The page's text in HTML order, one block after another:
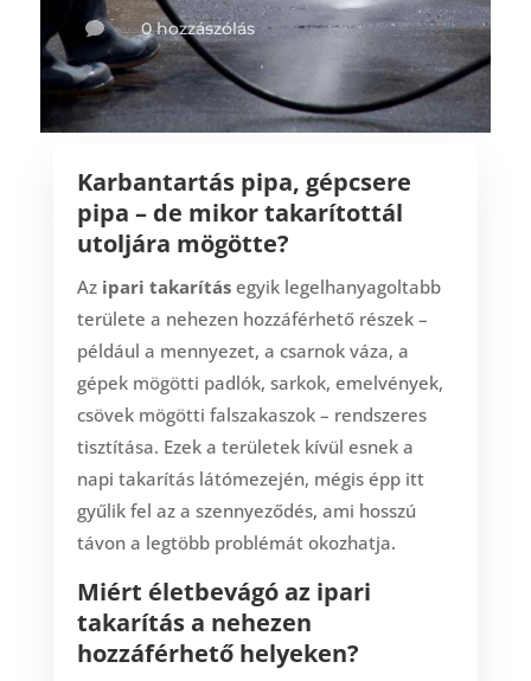
 0 hozzászólás
Karbantartás pipa, gépcsere
pipa – de mikor takarítottál
utoljára mögötte?
Az ipari takarításegyik legelhanyagoltabb
területe a nehezen hozzáférhető részek –
például a mennyezet, a csarnok váza, a
gépek mögötti padlók, sarkok, emelvények,
csövek mögötti falszakaszok – rendszeres
tisztítása. Ezek a területek kívül esnek a
napi takarítás látómezején, mégis épp itt
gyűlik fel az a szennyeződés, ami hosszú
távon a legtöbb problémát okozhatja.
Miért életbevágó az ipari
takarítás a nehezen
hozzáférhető helyeken?